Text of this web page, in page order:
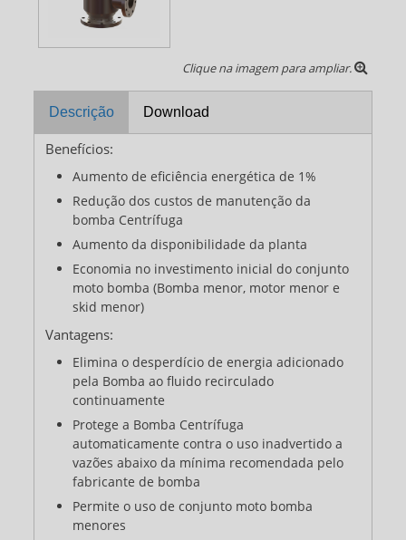
Clique na imagem para ampliar.
Descrição Download
Benefícios:
Aumento de eficiência energética de 1%
Redução dos custos de manutenção da
bomba Centrífuga
Aumento da disponibilidade da planta
Economia no investimento inicial do conjunto
moto bomba (Bomba menor, motor menor e
skid menor)
Vantagens:
Elimina o desperdício de energia adicionado
pela Bomba ao fluido recirculado
continuamente
Protege a Bomba Centrífuga
automaticamente contra o uso inadvertido a
vazões abaixo da mínima recomendada pelo
fabricante de bomba
Permite o uso de conjunto moto bomba
menores